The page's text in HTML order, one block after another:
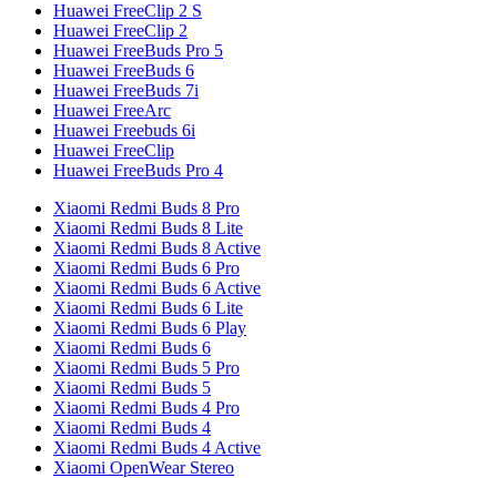
Huawei FreeClip 2 S
Huawei FreeClip 2
Huawei FreeBuds Pro 5
Huawei FreeBuds 6
Huawei FreeBuds 7i
Huawei FreeArc
Huawei Freebuds 6i
Huawei FreeClip
Huawei FreeBuds Pro 4
Xiaomi Redmi Buds 8 Pro
Xiaomi Redmi Buds 8 Lite
Xiaomi Redmi Buds 8 Active
Xiaomi Redmi Buds 6 Pro
Xiaomi Redmi Buds 6 Active
Xiaomi Redmi Buds 6 Lite
Xiaomi Redmi Buds 6 Play
Xiaomi Redmi Buds 6
Xiaomi Redmi Buds 5 Pro
Xiaomi Redmi Buds 5
Xiaomi Redmi Buds 4 Pro
Xiaomi Redmi Buds 4
Xiaomi Redmi Buds 4 Active
Xiaomi OpenWear Stereo